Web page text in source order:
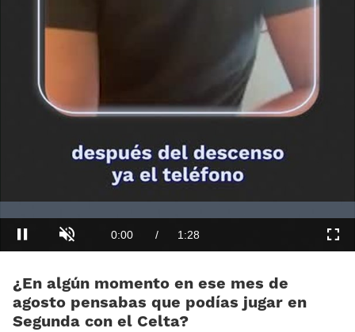
Pausa Unmute Current
0:00 / Duration
1:28
:
0.00%
¿En algún momento en ese mes de
agosto pensabas que podías jugar en
Segunda con el Celta?